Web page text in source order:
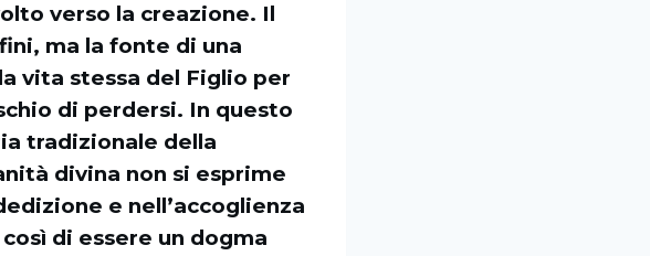
verso la creazione. Il
ma la fonte di una
vita stessa del Figlio per
di perdersi. In questo
tradizionale della
divina non si esprime
e nell’accoglienza
di essere un dogma